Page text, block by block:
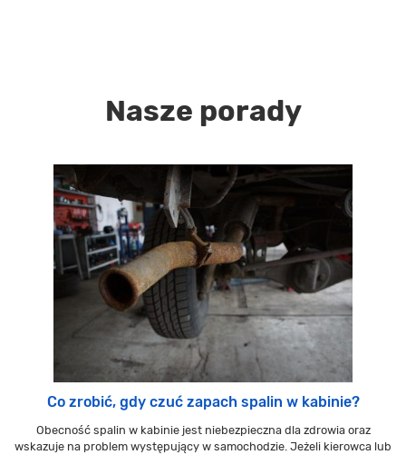
Nasze porady
Co zrobić, gdy czuć zapach spalin w kabinie?
Obecność spalin w kabinie jest niebezpieczna dla zdrowia oraz
wskazuje na problem występujący w samochodzie. Jeżeli kierowca lub